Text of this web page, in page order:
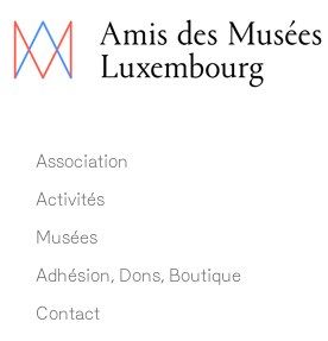
Direkt
zum
Main navigation DE
Association
Activités
Musées
Adhésion, Dons, Boutique
Contact